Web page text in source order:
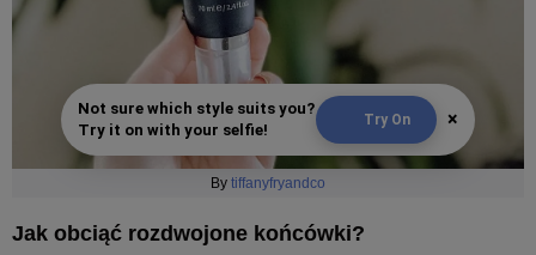
Not sure which style suits you?
Try it on with your selfie!
Try On ×
By tiffanyfryandco
Jak obciąć rozdwojone końcówki?